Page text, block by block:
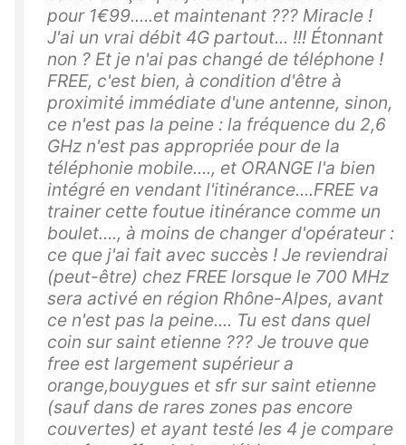
pour 1€99.....et maintenant ??? Miracle !
J'ai un vrai débit 4G partout... !!! Étonnant
non ? Et je n'ai pas changé de téléphone !
FREE, c'est bien, à condition d'être à
proximité immédiate d'une antenne, sinon,
ce n'est pas la peine : la fréquence du 2,6
GHz n'est pas appropriée pour de la
téléphonie mobile...., et ORANGE l'a bien
intégré en vendant l'itinérance....FREE va
trainer cette foutue itinérance comme un
boulet...., à moins de changer d'opérateur :
ce que j'ai fait avec succès ! Je reviendrai
(peut-être) chez FREE lorsque le 700 MHz
sera activé en région Rhône-Alpes, avant
ce n'est pas la peine.... Tu est dans quel
coin sur saint etienne ??? Je trouve que
free est largement supérieur a
orange,bouygues et sfr sur saint etienne
(sauf dans de rares zones pas encore
couvertes) et ayant testé les 4 je compare